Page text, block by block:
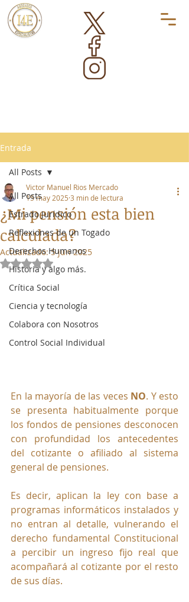
Entrada
All Posts
Estrado Jurídico
Reflexiones de un Togado
Derechos Humanos
Historia y algo más.
Crítica Social
Ciencia y tecnología
Colabora con Nosotros
Control Social Individual
All Posts
¿Mi pensión esta bien
calculada?
Victor Manuel Rios Mercado
15 may 2025 3 min de lectura
Actualizado:5 jun 2025
Obtuvo NaN de 5 estrellas.
En la mayoría de las veces NO. Y esto
se presenta habitualmente porque
los fondos de pensiones desconocen
con profundidad los antecedentes
del cotizante o afiliado al sistema
general de pensiones.
Es decir, aplican la ley con base a
programas informáticos instalados y
no entran al detalle, vulnerando el
derecho fundamental Constitucional
a percibir un ingreso fijo real que
acompañará al cotizante por el resto
de sus días.